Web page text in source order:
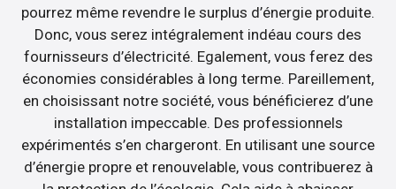
pourrez même revendre le surplus d’énergie produite.
Donc, vous serez intégralement indéau cours des
fournisseurs d’électricité. Egalement, vous ferez des
économies considérables à long terme. Pareillement,
en choisissant notre société, vous bénéficierez d’une
installation impeccable. Des professionnels
expérimentés s’en chargeront. En utilisant une source
d’énergie propre et renouvelable, vous contribuerez à